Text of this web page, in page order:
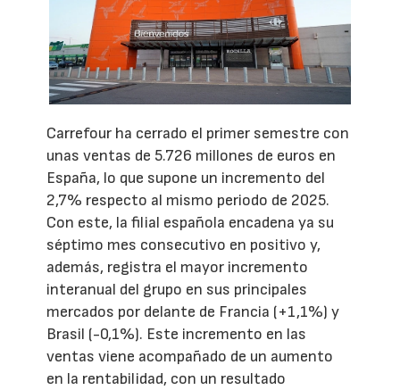
Carrefour ha cerrado el primer semestre con
unas ventas de 5.726 millones de euros en
España, lo que supone un incremento del
2,7% respecto al mismo periodo de 2025.
Con este, la filial española encadena ya su
séptimo mes consecutivo en positivo y,
además, registra el mayor incremento
interanual del grupo en sus principales
mercados por delante de Francia (+1,1%) y
Brasil (-0,1%). Este incremento en las
ventas viene acompañado de un aumento
en la rentabilidad, con un resultado